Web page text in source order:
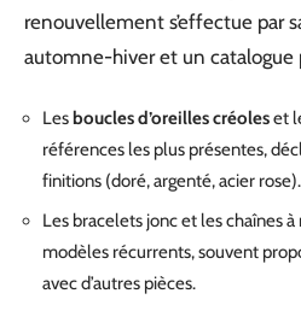
renouvellement s’effectue par
automne-hiver et un
Les boucles d’oreilles créoleset
références les plus présentes,
finitions (doré, argenté, acier rose).
Les bracelets jonc et les chaînes
modèles récurrents, souvent
avec d’autres pièces.